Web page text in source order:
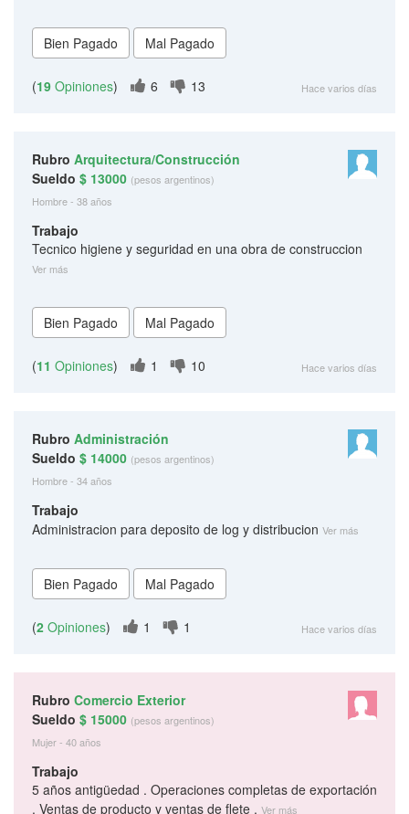
(19 Opiniones) 6 13 Hace varios días
Rubro Arquitectura/Construcción
Sueldo $ 13000 (pesos argentinos)
Hombre - 38 años
Trabajo
Tecnico higiene y seguridad en una obra de construccion
Ver más
(11 Opiniones) 1 10 Hace varios días
Rubro Administración
Sueldo $ 14000 (pesos argentinos)
Hombre - 34 años
Trabajo
Administracion para deposito de log y distribucion Ver más
(2 Opiniones) 1 1 Hace varios días
Rubro Comercio Exterior
Sueldo $ 15000 (pesos argentinos)
Mujer - 40 años
Trabajo
5 años antigüedad . Operaciones completas de exportación
. Ventas de producto y ventas de flete . Ver más